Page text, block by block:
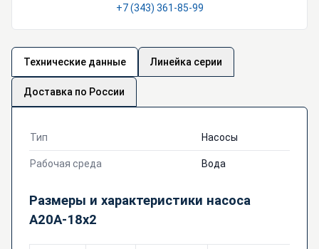
+7 (343) 361-85-99
Технические данные Линейка серии
Доставка по России
Тип Насосы
Рабочая среда Вода
Размеры и характеристики насоса
А20А-18х2